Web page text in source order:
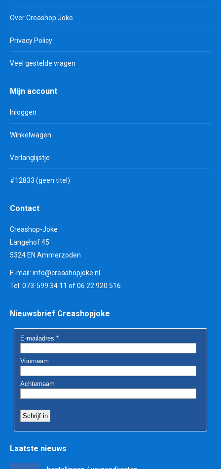
Over Creashop Joke
Privacy Policy
Veel gestelde vragen
Mijn account
Inloggen
Winkelwagen
Verlanglijstje
#12833 (geen titel)
Contact
Creashop-Joke
Langehof 45
5324 EN Ammerzoden
E-mail: info@creashopjoke.nl
Tel: 073-599 34 11 of 06 22 920 516
Nieuwsbrief Creashopjoke
Laatste nieuws